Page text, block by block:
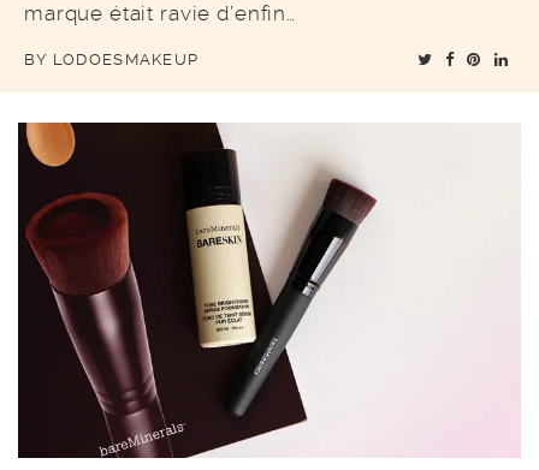
marque était ravie d’enfin…
BY LODOESMAKEUP